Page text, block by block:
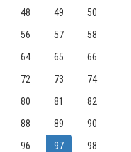
48 49
50
56 57
58
64 65
66
72 73
74
80 81
82
88 89
90
96 97
98